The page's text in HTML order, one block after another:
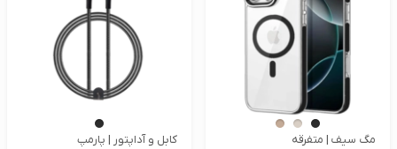
مگ سیف | متفرقه
کابل و آداپتور | پارمپ